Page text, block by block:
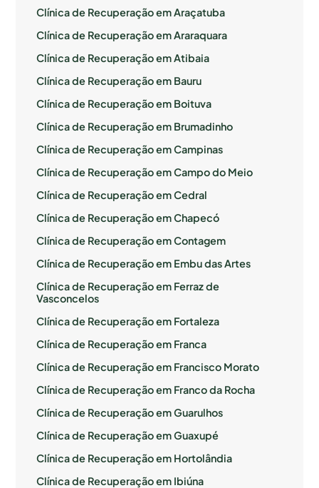
Clínica de Recuperação em Araçatuba
Clínica de Recuperação em Araraquara
Clínica de Recuperação em Atibaia
Clínica de Recuperação em Bauru
Clínica de Recuperação em Boituva
Clínica de Recuperação em Brumadinho
Clínica de Recuperação em Campinas
Clínica de Recuperação em Campo do Meio
Clínica de Recuperação em Cedral
Clínica de Recuperação em Chapecó
Clínica de Recuperação em Contagem
Clínica de Recuperação em Embu das Artes
Clínica de Recuperação em Ferraz de
Vasconcelos
Clínica de Recuperação em Fortaleza
Clínica de Recuperação em Franca
Clínica de Recuperação em Francisco Morato
Clínica de Recuperação em Franco da Rocha
Clínica de Recuperação em Guarulhos
Clínica de Recuperação em Guaxupé
Clínica de Recuperação em Hortolândia
Clínica de Recuperação em Ibiúna